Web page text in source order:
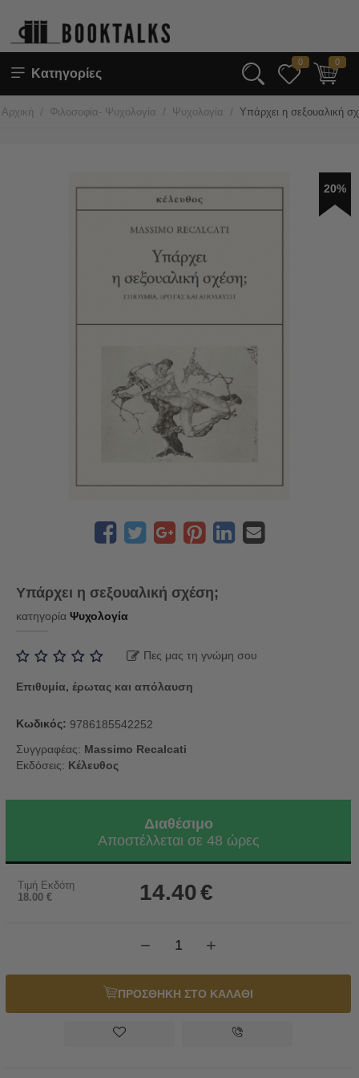
Κατηγορίες
0 0
Αρχική / Φιλοσοφία- Ψυχολογία / Ψυχολογία / Υπάρχει η σεξουαλική
20%
Υπάρχει η σεξουαλική σχέση;
κατηγορία Ψυχολογία
Πες μας τη γνώμη σου
Επιθυμία, έρωτας και απόλαυση
Κωδικός: 9786185542252
Συγγραφέας: Massimo Recalcati
Εκδόσεις: Κέλευθος
Διαθέσιμο
Αποστέλλεται σε 48 ώρες
Τιμή Εκδότη
18.00 € 14.40€
+
−
ΠΡΟΣΘΗΚΗ ΣΤΟ ΚΑΛΑΘΙ